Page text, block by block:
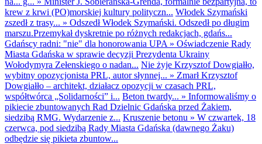
krew z krwi (PO)morskiej kultury polityczn... Włodek Szymański
zszedł z trasy... » Odszedł Włodek Szymański. Odszedł po długim
marszu.Przemykał dyskretnie po różnych redakcjach, gdańs...
Gdańscy radni: "nie" dla honorowania UPA » Oświadczenie Rady
Miasta Gdańska w sprawie decyzji Prezydenta Ukrainy
Wołodymyra Zełenskiego o nadan... Nie żyje Krzysztof Dowgiałło,
wybitny opozycjonista PRL, autor słynnej... » Zmarł Krzysztof
Dowgiałło – architekt, działacz opozycji w czasach PRL,
współtwórca „Solidarności” i... Beton twardy... » Informowaliśmy o
pikiecie zbuntowanych Rad Dzielnic Gdańska przed Żakiem,
siedzibą RMG. Wydarzenie z... Kruszenie betonu » W czwartek, 18
czerwca, pod siedzibą Rady Miasta Gdańska (dawnego Żaku)
odbędzie się pikieta zbuntow...